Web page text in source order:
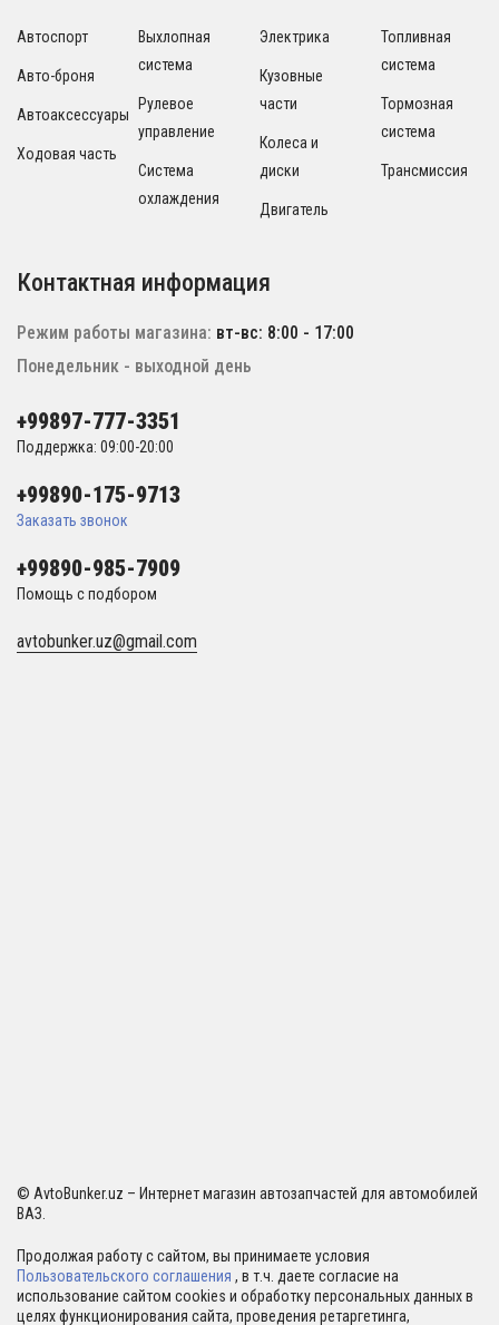
Автоспорт
Авто-броня
Автоаксессуары
Ходовая часть
Выхлопная
система
Рулевое
управление
Система
охлаждения
Электрика
Кузовные
части
Колеса и
диски
Двигатель
Топливная
система
Тормозная
система
Трансмиссия
Контактная информация
Режим работы магазина: вт-вс: 8:00 - 17:00
Понедельник - выходной день
+99897-777-3351
Поддержка: 09:00-20:00
+99890-175-9713
Заказать звонок
+99890-985-7909
Помощь с подбором
avtobunker.uz@gmail.com
© AvtoBunker.uz – Интернет магазин автозапчастей для автомобилей
ВАЗ.
Продолжая работу с сайтом, вы принимаете условия
Пользовательского соглашения , в т.ч. даете согласие на
использование сайтом cookies и обработку персональных данных в
целях функционирования сайта, проведения ретаргетинга,